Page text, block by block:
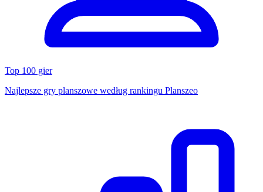
Top 100 gier
Najlepsze gry planszowe według rankingu Planszeo